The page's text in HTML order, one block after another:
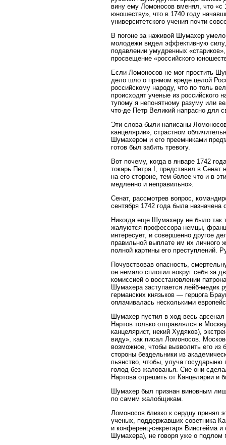
вину ему Ломоносов вменял, что «с
юношеству», что в 1740 году
университетского учения почти
В погоне за наживой Шумахер
молодежи видел эффективную силу,
подавлении умудренных
просвещение «российского
Если Ломоносов не мог простить
дело шло о прямом вреде целой
российскому народу, что по толь
происходят ученые из российского
тупому я непонятному разуму или
что-де Петр Великий напрасно для
Эти слова были написаны
канцелярии», страстном
Шумахером и его преемниками
готов был забить тревогу.
Вот почему, когда в январе 1742
токарь Петра I, представил в
на его стороне, тем более что и в
медленно и неправильно».
Сенат, рассмотрев вопрос,
сентября 1742 года была
Никогда еще Шумахеру не было так
жалуются профессора немцы,
интересует, и совершенно другое
правильной выплате им их личного
полной картины его преступлений.
Почувствовав опасность,
он немало сплотил вокруг себя за
комиссией о восстановлении
Шумахера заступается лейб-медик
германских князьков — герцога
оплачивалась несколькими
Шумахер пустил в ход весь
Нартов только отправлялся в
канцелярист, некий Худяков),
виду», как писал Ломоносов.
возможное, чтобы вызволить его
стороны бездельники из
пьянство, чтобы, улуча государыню
голод без жалованья. Сие они
Нартова отрешить от Канцелярии
Шумахер был признан виновным
по самим жалобщикам.
Ломоносов близко к сердцу принял
ученых, поддержавших советника
и конференц-секретаря Винсгейма
Шумахера), не говоря уже о подлом